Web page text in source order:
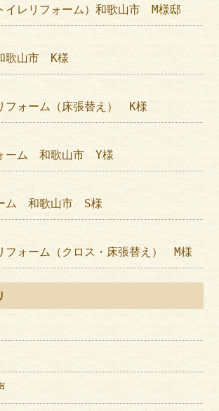
イレリフォーム）和歌山市 M様邸
歌山市 K様
ォーム（床張替え） K様
ーム 和歌山市 Y様
ム 和歌山市 S様
ォーム（クロス・床張替え） M様